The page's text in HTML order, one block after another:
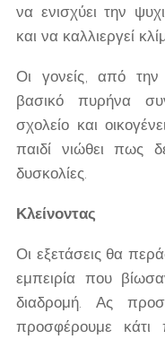
να ενισχύει την
και να καλλιεργεί
Οι γονείς, από
βασικό πυρήνα
σχολείο και
παιδί νιώθει πως
δυσκολίες.
Κλείνοντας
Οι εξετάσεις θα
εμπειρία που
διαδρομή. Ας
προσφέρουμε